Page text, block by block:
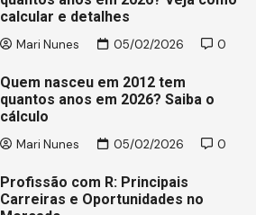
calcular e detalhes
Mari Nunes 05/02/2026 0
Quem nasceu em 2012 tem
quantos anos em 2026? Saiba o
cálculo
Mari Nunes 05/02/2026 0
Profissão com R: Principais
Carreiras e Oportunidades no